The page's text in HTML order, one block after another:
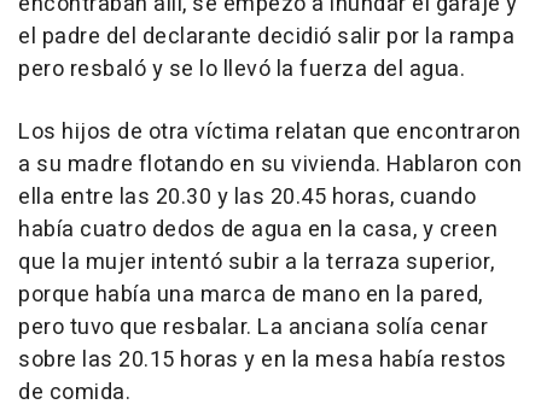
el padre del declarante decidió salir por la rampa
pero resbaló y se lo llevó la fuerza del agua.
Los hijos de otra víctima relatan que encontraron
a su madre flotando en su vivienda. Hablaron con
ella entre las 20.30 y las 20.45 horas, cuando
había cuatro dedos de agua en la casa, y creen
que la mujer intentó subir a la terraza superior,
porque había una marca de mano en la pared,
pero tuvo que resbalar. La anciana solía cenar
sobre las 20.15 horas y en la mesa había restos
de comida.